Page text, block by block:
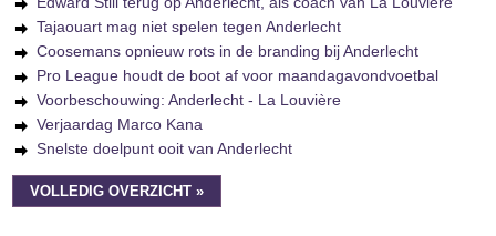
Tajaouart mag niet spelen tegen Anderlecht
Coosemans opnieuw rots in de branding bij Anderlecht
Pro League houdt de boot af voor maandagavondvoetbal
Voorbeschouwing: Anderlecht - La Louvière
Verjaardag Marco Kana
Snelste doelpunt ooit van Anderlecht
VOLLEDIG OVERZICHT »